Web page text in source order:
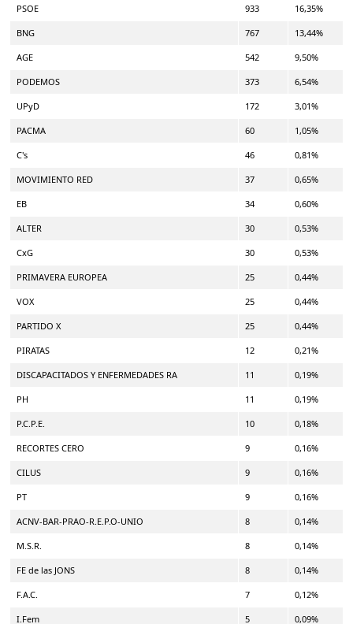
PSOE 933 16,35%
BNG 767 13,44%
AGE 542 9,50%
PODEMOS 373 6,54%
UPyD 172 3,01%
PACMA 60 1,05%
C's 46 0,81%
MOVIMIENTO RED 37 0,65%
EB 34 0,60%
ALTER 30 0,53%
CxG 30 0,53%
PRIMAVERA EUROPEA 25 0,44%
VOX 25 0,44%
PARTIDO X 25 0,44%
PIRATAS 12 0,21%
DISCAPACITADOS Y ENFERMEDADES RA 11 0,19%
PH 11 0,19%
P.C.P.E. 10 0,18%
RECORTES CERO 9 0,16%
CILUS 9 0,16%
PT 9 0,16%
ACNV-BAR-PRAO-R.E.P.O-UNIO 8 0,14%
M.S.R. 8 0,14%
FE de las JONS 8 0,14%
F.A.C. 7 0,12%
I.Fem 5 0,09%